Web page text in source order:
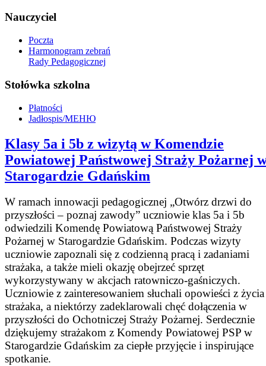
Nauczyciel
Poczta
Harmonogram zebrań
Rady Pedagogicznej
Stołówka szkolna
Płatności
Jadłospis/МЕНЮ
Klasy 5a i 5b z wizytą w Komendzie
Powiatowej Państwowej Straży Pożarnej
Starogardzie Gdańskim
W ramach innowacji pedagogicznej „Otwórz drzwi do
przyszłości – poznaj zawody” uczniowie klas 5a i 5b
odwiedzili Komendę Powiatową Państwowej Straży
Pożarnej w Starogardzie Gdańskim. Podczas wizyty
uczniowie zapoznali się z codzienną pracą i zadaniami
strażaka, a także mieli okazję obejrzeć sprzęt
wykorzystywany w akcjach ratowniczo-gaśniczych.
Uczniowie z zainteresowaniem słuchali opowieści z życia
strażaka, a niektórzy zadeklarowali chęć dołączenia w
przyszłości do Ochotniczej Straży Pożarnej. Serdecznie
dziękujemy strażakom z Komendy Powiatowej PSP w
Starogardzie Gdańskim za ciepłe przyjęcie i inspirujące
spotkanie.